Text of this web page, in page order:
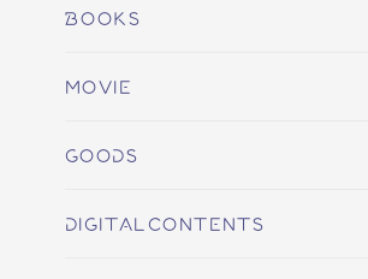
BOOKS
MOVIE
GOODS
DIGITALCONTENTS